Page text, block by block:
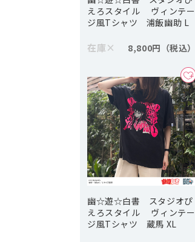
えろスタイル ヴィンテー
ジ風Tシャツ 浦飯幽助 L
在庫× 8,800円
幽☆遊☆白書 スタジオぴ
えろスタイル ヴィンテー
ジ風Tシャツ 蔵馬 XL